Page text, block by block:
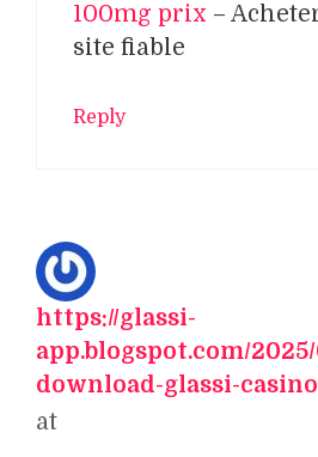
100mg prix –
site fiable
Reply
https://glassi-
app.blogspot.com/
download-glassi-
at